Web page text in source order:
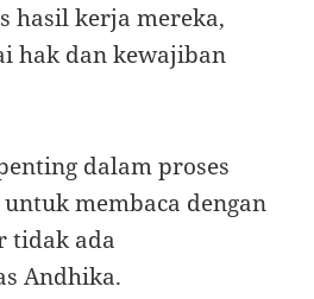
hasil kerja mereka,
hak dan kewajiban
dalam proses
membaca dengan
tidak ada
Andhika.